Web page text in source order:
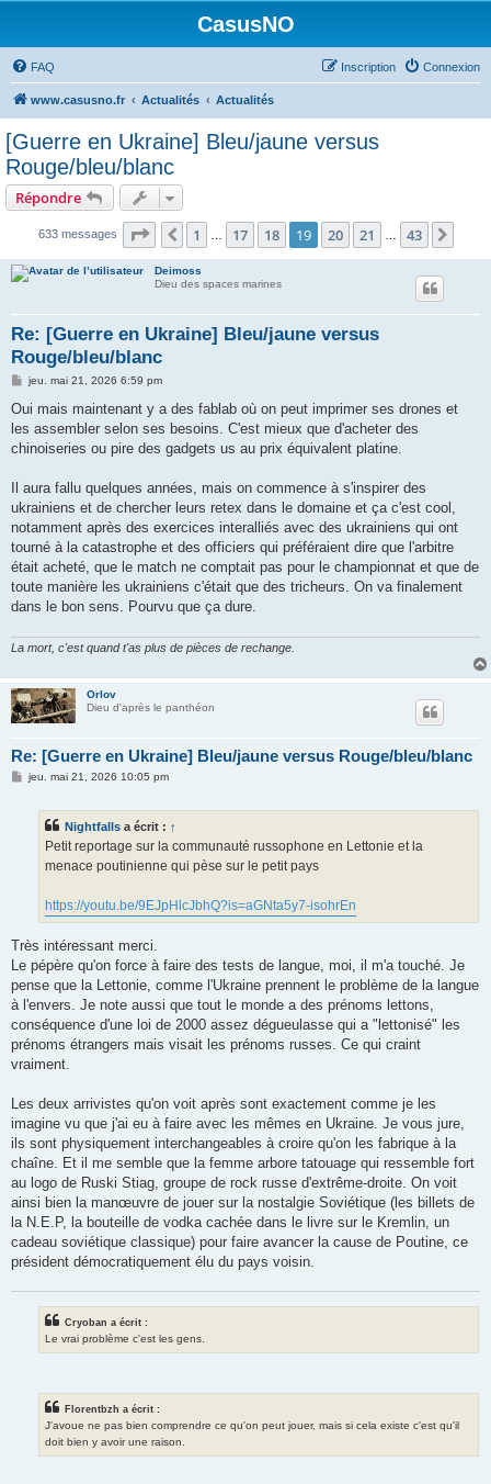
CasusNO
FAQ Connexion
Inscription
www.casusno.fr Actualités Actualités
[Guerre en Ukraine] Bleu/jaune versus
Rouge/bleu/blanc
Répondre
633 messages Page 19 sur 43
Précédent
1 17 18 19 20 21 43
Deimoss
Dieu des spaces marines
Re: [Guerre en Ukraine] Bleu/jaune versus
Rouge/bleu/blanc
M
s
a
g
jeu. mai 21, 2026 6:59 pm
Oui mais maintenant y a des fablab où on peut imprimer ses drones et
les assembler selon ses besoins. C'est mieux que d'acheter des
chinoiseries ou pire des gadgets us au prix équivalent platine.
Il aura fallu quelques années, mais on commence à s'inspirer des
ukrainiens et de chercher leurs retex dans le domaine et ça c'est cool,
notamment après des exercices interalliés avec des ukrainiens qui ont
tourné à la catastrophe et des officiers qui préféraient dire que l'arbitre
était acheté, que le match ne comptait pas pour le championnat et que de
toute manière les ukrainiens c'était que des tricheurs. On va finalement
dans le bon sens. Pourvu que ça dure.
La mort, c'est quand t'as plus de pièces de rechange.
Orlov
Dieu d'après le panthéon
Re: [Guerre en Ukraine] Bleu/jaune versus Rouge/bleu/blanc
Mjeu. mai 21, 2026 10:05 pm
Nightfalls a écrit : ↑
Petit reportage sur la communauté russophone en Lettonie et la
menace poutinienne qui pèse sur le petit pays
https://youtu.be/9EJpHlcJbhQ?is=aGNta5y7-isohrEn
Très intéressant merci.
Le pépère qu'on force à faire des tests de langue, moi, il m'a touché. Je
pense que la Lettonie, comme l'Ukraine prennent le problème de la langue
à l'envers. Je note aussi que tout le monde a des prénoms lettons,
conséquence d'une loi de 2000 assez dégueulasse qui a "lettonisé" les
prénoms étrangers mais visait les prénoms russes. Ce qui craint
vraiment.
Les deux arrivistes qu'on voit après sont exactement comme je les
imagine vu que j'ai eu à faire avec les mêmes en Ukraine. Je vous jure,
ils sont physiquement interchangeables à croire qu'on les fabrique à la
chaîne. Et il me semble que la femme arbore tatouage qui ressemble fort
au logo de Ruski Stiag, groupe de rock russe d'extrême-droite. On voit
ainsi bien la manœuvre de jouer sur la nostalgie Soviétique (les billets de
la N.E.P, la bouteille de vodka cachée dans le livre sur le Kremlin, un
cadeau soviétique classique) pour faire avancer la cause de Poutine, ce
président démocratiquement élu du pays voisin.
Cryoban a écrit :
Le vrai problème c'est les gens.
Florentbzh a écrit :
J'avoue ne pas bien comprendre ce qu'on peut jouer, mais si cela existe c'est qu'il
doit bien y avoir une raison.